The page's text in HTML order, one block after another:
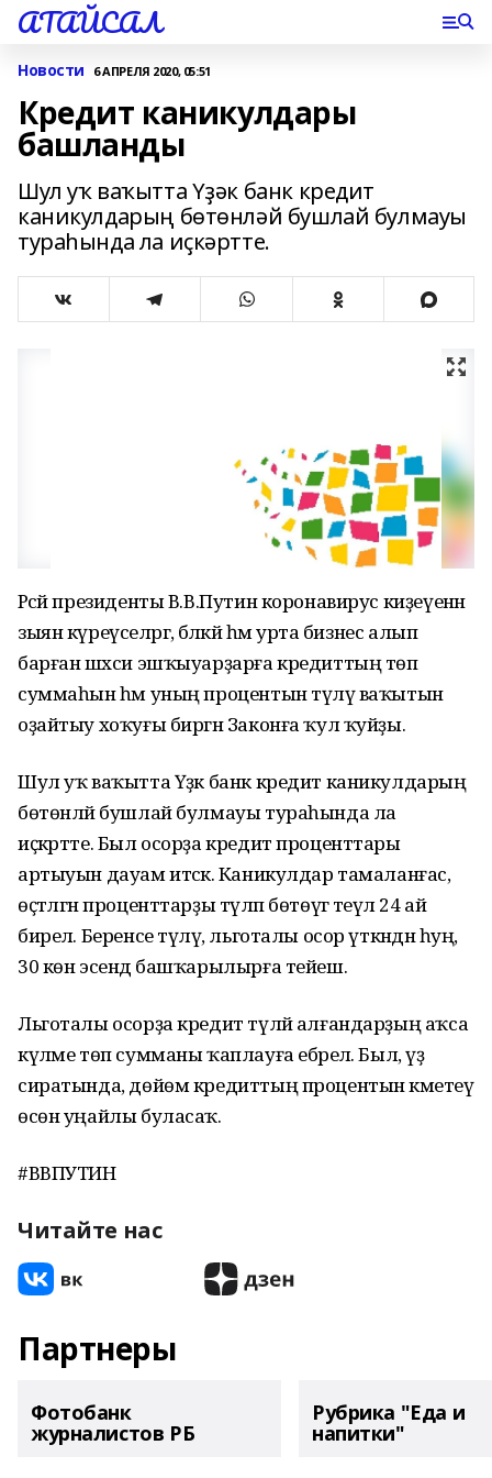
АТАЙСАЛ
Новости 6 АПРЕЛЯ 2020, 05:51
Кредит каникулдары
башланды
Шул уҡ ваҡытта Үҙәк банк кредит
каникулдарың бөтөнләй бушлай булмауы
тураһында ла иҫкәртте.
Рәсәй президенты В.В.Путин коронавирус киҙеүенән
зыян күреүселәргә, бәләкәй һәм урта бизнес алып
барған шәхси эшҡыуарҙарға кредиттың төп
суммаһын һәм уның процентын түләү ваҡытын
оҙайтыу хоҡуғы биргән Законға ҡул ҡуйҙы.
Шул уҡ ваҡытта Үҙәк банк кредит каникулдарың
бөтөнләй бушлай булмауы тураһында ла
иҫкәртте. Был осорҙа кредит проценттары
артыуын дауам итәсәк. Каникулдар тамаланғас,
өҫтәлгән проценттарҙы түләп бөтөүгә теүәл 24 ай
бирелә. Беренсе түләү, льготалы осор үткәндән һуң,
30 көн эсендә башҡарылырға тейеш.
Льготалы осорҙа кредит түләй алғандарҙың аҡса
күләме төп сумманы ҡаплауға ебәрелә. Был, үҙ
сиратында, дөйөм кредиттың процентын кәметеү
өсөн уңайлы буласаҡ.
#ВВПУТИН
Читайте нас
Партнеры
Фотобанк
журналистов РБ
Рубрика "Еда и
напитки"